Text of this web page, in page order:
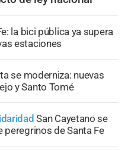
la bici pública ya supera
estaciones
se moderniza: nuevas
y Santo Tomé
San Cayetano se
peregrinos de Santa Fe